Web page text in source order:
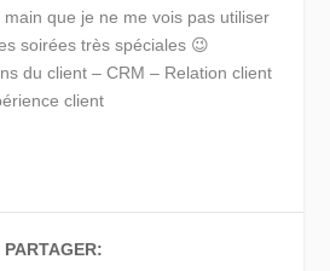
que je ne me vois pas utiliser
soirées très spéciales 😉
du client – CRM – Relation client
client
PARTAGER: